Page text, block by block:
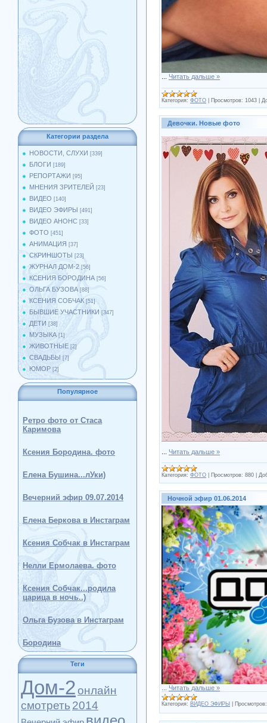
Категории раздела
НОВОСТИ, СЛУХИ [339]
БЛОГИ [189]
РЕПОРТАЖИ [95]
МНЕНИЯ ЗРИТЕЛЕЙ [23]
ВИДЕО [140]
ВИДЕО ЭФИРЫ [491]
ВИДЕО АНОНС [33]
ФОТО [451]
АНИМАЦИЯ [37]
СКРИНШОТЫ [23]
ЖУРНАЛ ДОМ-2 [56]
КСЕНИЯ БОРОДИНА [56]
ОЛЬГА БУЗОВА [88]
КСЕНИЯ СОБЧАК [51]
БЫВШИЕ УЧАСТНИКИ [347]
ДЕТИ [38]
МУЗЫКА [1]
ЖИВОТНЫЕ [2]
СВАДЬБЫ [7]
ЮМОР [2]
Популярное
Ретро фото от Стаса
Каримова
Ксения Бородина. фото
Елена Бушина...лУки)
Вечерний эфир 09.07.2014
Елена Беркова в Инстаграм
Ксения Собчак в Инстаграм
Нелли Ермолаева. фото
Ксения Собчак...родила
царица в ночь..)
Ольга Бузова в Инстаграм
Бородина
Теги
Дом-2 онлайн
смотреть 2014
Читать дальше »
Категория: ФОТО Просмотров: 1043
Девочки. Новые фото
Читать дальше »
Категория: ФОТО Просмотров: 880
Ночной эфир 01.06.2014
Читать дальше »
Категория: ВИДЕО ЭФИРЫ Просмотров: